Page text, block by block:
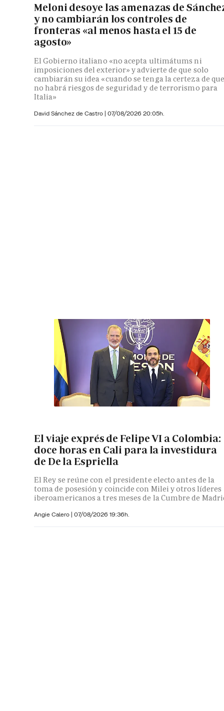
Meloni desoye las amenazas de
y no cambiarán los controles de
fronteras «al menos hasta el 15 de
agosto»
El Gobierno italiano «no acepta ultimátums ni
imposiciones del exterior» y advierte de que solo
cambiarán su idea «cuando se tenga la certeza de
no habrá riesgos de seguridad y de terrorismo para
Italia»
David Sánchez de Castro | 07/08/2026 20:05h.
El viaje exprés de Felipe VI a Colombia:
doce horas en Cali para la investidura
de De la Espriella
El Rey se reúne con el presidente electo antes de la
toma de posesión y coincide con Milei y otros líderes
iberoamericanos a tres meses de la Cumbre de
Angie Calero | 07/08/2026 19:36h.